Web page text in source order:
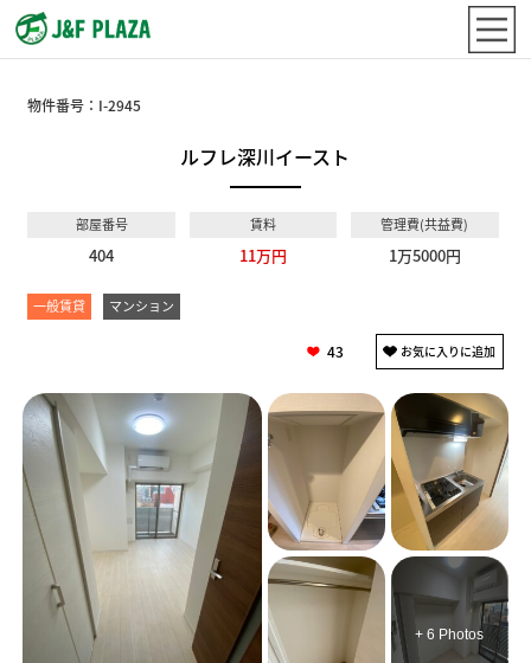
物件番号： I-2945
ルフレ深川イースト
部屋番号
404
賃料
11万円
管理費(共益費)
1万5000円
一般賃貸 マンション
43
+ 6 Photos